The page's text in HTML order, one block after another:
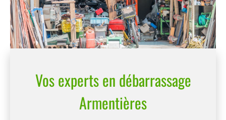
Vos experts en débarrassage
Armentières